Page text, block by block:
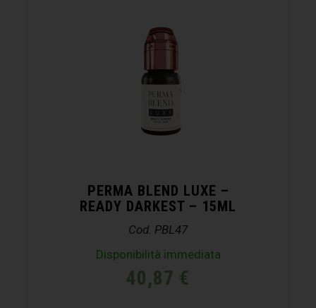
PERMA BLEND LUXE –
READY DARKEST – 15ML
Cod. PBL47
Disponibilità immediata
40,87 €